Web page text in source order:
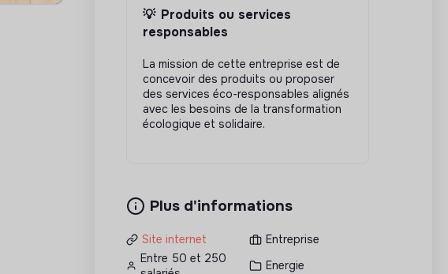
💡 Produits ou services
responsables
La mission de cette entreprise est de
concevoir des produits ou proposer
des services éco-responsables alignés
avec les besoins de la transformation
écologique et solidaire.
Plus d'informations
Site internet
Entreprise
Entre 50 et 250
Energie